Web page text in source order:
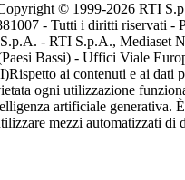
© 1999-2026 RTI
- Tutti i diritti riservati -
- RTI S.p.A., Mediaset
Bassi) - Uffici Viale
Rispetto ai contenuti e ai dati
ogni utilizzazione
artificiale generativa.
mezzi automatizzati di